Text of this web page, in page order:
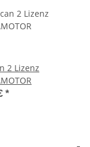
2 Lizenz
*